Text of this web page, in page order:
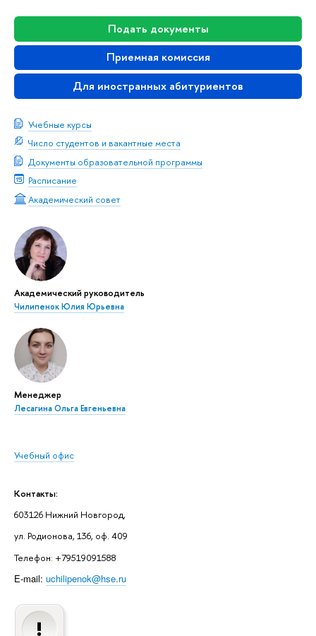
Подать документы
Приемная комиссия
Для иностранных абитуриентов
Учебные курсы
Число студентов и вакантные места
Документы образовательной программы
Расписание
Академический совет
Академический руководитель
Чилипенок Юлия Юрьевна
Менеджер
Лесагина Ольга Евгеньевна
Учебный офис
Контакты:
603126 Нижний Новгород,
ул. Родионова, 136, оф. 409
Телефон: +79519091588
E-mail: uchilipenok@hse.ru